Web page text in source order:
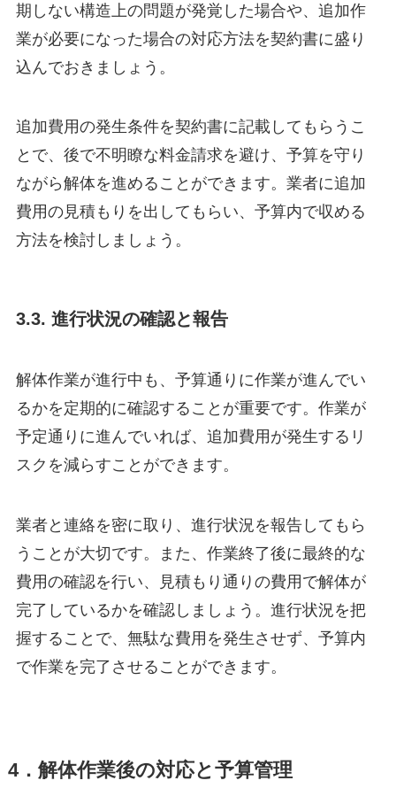
期しない構造上の問題が発覚した場合や、追加作
業が必要になった場合の対応方法を契約書に盛り
込んでおきましょう。
追加費用の発生条件を契約書に記載してもらうこ
とで、後で不明瞭な料金請求を避け、予算を守り
ながら解体を進めることができます。業者に追加
費用の見積もりを出してもらい、予算内で収める
方法を検討しましょう。
3.3. 進行状況の確認と報告
解体作業が進行中も、予算通りに作業が進んでい
るかを定期的に確認することが重要です。作業が
予定通りに進んでいれば、追加費用が発生するリ
スクを減らすことができます。
業者と連絡を密に取り、進行状況を報告してもら
うことが大切です。また、作業終了後に最終的な
費用の確認を行い、見積もり通りの費用で解体が
完了しているかを確認しましょう。進行状況を把
握することで、無駄な費用を発生させず、予算内
で作業を完了させることができます。
4．解体作業後の対応と予算管理